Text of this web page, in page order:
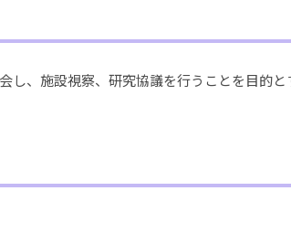
、施設視察、研究協議を行うことを目的と